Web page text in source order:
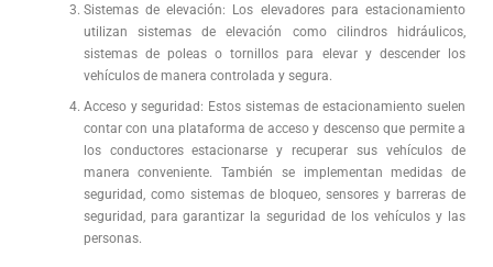
Sistemas de elevación: Los elevadores para estacionamiento
utilizan sistemas de elevación como cilindros hidráulicos,
sistemas de poleas o tornillos para elevar y descender los
vehículos de manera controlada y segura.
Acceso y seguridad: Estos sistemas de estacionamiento suelen
contar con una plataforma de acceso y descenso que permite a
los conductores estacionarse y recuperar sus vehículos de
manera conveniente. También se implementan medidas de
seguridad, como sistemas de bloqueo, sensores y barreras de
seguridad, para garantizar la seguridad de los vehículos y las
personas.